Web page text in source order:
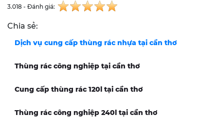
3.018 - Đánh giá:
Chia sẻ:
Dịch vụ cung cấp thùng rác nhựa tại cần thơ
Thùng rác công nghiệp tại cần thơ
Cung cấp thùng rác 120l tại cần thơ
Thùng rác công nghiệp 240l tại cần thơ